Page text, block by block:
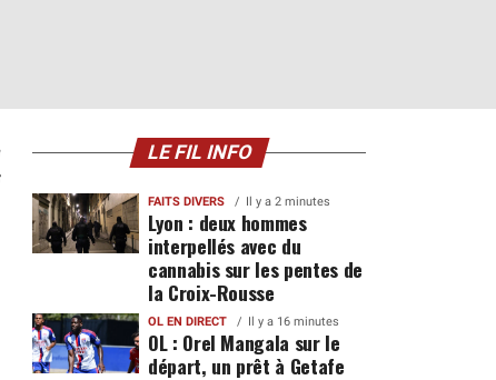
LE FIL INFO
FAITS DIVERS Il y a 2 minutes
Lyon : deux hommes
interpellés avec du
cannabis sur les pentes de
la Croix-Rousse
OL EN DIRECT Il y a 16 minutes
OL : Orel Mangala sur le
départ, un prêt à Getafe